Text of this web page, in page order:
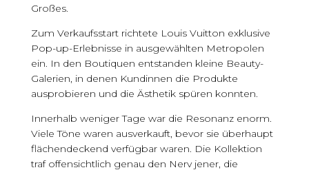
Großes.
Zum Verkaufsstart richtete Louis Vuitton exklusive
Pop-up-Erlebnisse in ausgewählten Metropolen
ein. In den Boutiquen entstanden kleine Beauty-
Galerien, in denen Kundinnen die Produkte
ausprobieren und die Ästhetik spüren konnten.
Innerhalb weniger Tage war die Resonanz enorm.
Viele Töne waren ausverkauft, bevor sie überhaupt
flächendeckend verfügbar waren. Die Kollektion
traf offensichtlich genau den Nerv jener, die